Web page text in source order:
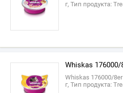
г, Тип продукта:
‎Whiskas 176000/
‎Whiskas 176000/
г, Тип продукта: